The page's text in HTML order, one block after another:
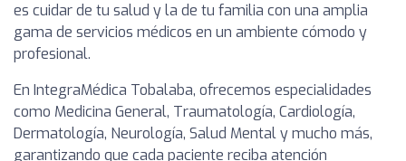
es cuidar de tu salud y la de tu familia con una amplia
gama de servicios médicos en un ambiente cómodo y
profesional.
En IntegraMédica Tobalaba, ofrecemos especialidades
como Medicina General, Traumatología, Cardiología,
Dermatología, Neurología, Salud Mental y mucho más,
garantizando que cada paciente reciba atención